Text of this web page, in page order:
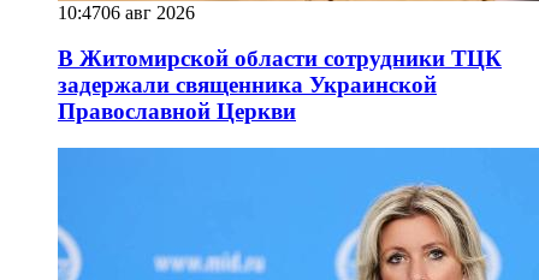
10:4706 авг 2026
В Житомирской области сотрудники ТЦК
задержали священника Украинской
Православной Церкви